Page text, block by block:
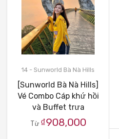
14 - Sunworld Bà Nà Hills
[Sunworld Bà Nà Hills]
Vé Combo Cáp khứ hồi
và Buffet trưa
Từ ₫908,000